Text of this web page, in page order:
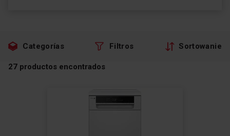
Categorías Filtros Sortowanie
27 productos encontrados